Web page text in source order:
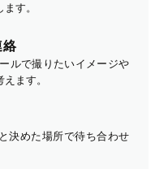
す。
絡
ルで撮りたいイメージや
ます。
決めた場所で待ち合わせ